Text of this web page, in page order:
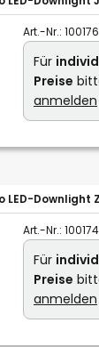
Art.-Nr.:
Für
Preise
anmelden
LED-Downlight
Art.-Nr.:
Für
Preise
anmelden